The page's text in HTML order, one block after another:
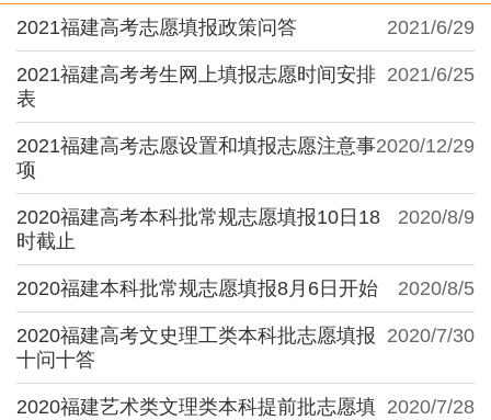
2021/6/29
2021福建高考志愿填报政策问答
2021/6/25
2021福建高考考生网上填报志愿时间安排
表
2020/12/29
2021福建高考志愿设置和填报志愿注意事
项
2020/8/9
2020福建高考本科批常规志愿填报10日18
时截止
2020/8/5
2020福建本科批常规志愿填报8月6日开始
2020/7/30
2020福建高考文史理工类本科批志愿填报
十问十答
2020/7/28
2020福建艺术类文理类本科提前批志愿填